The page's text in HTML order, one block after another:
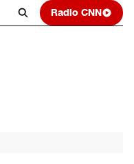
Radio CNN